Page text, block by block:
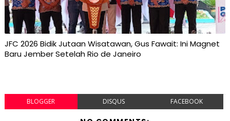
JFC 2026 Bidik Jutaan Wisatawan, Gus Fawait: Ini Magnet
Baru Jember Setelah Rio de Janeiro
BLOGGER DISQUS FACEBOOK